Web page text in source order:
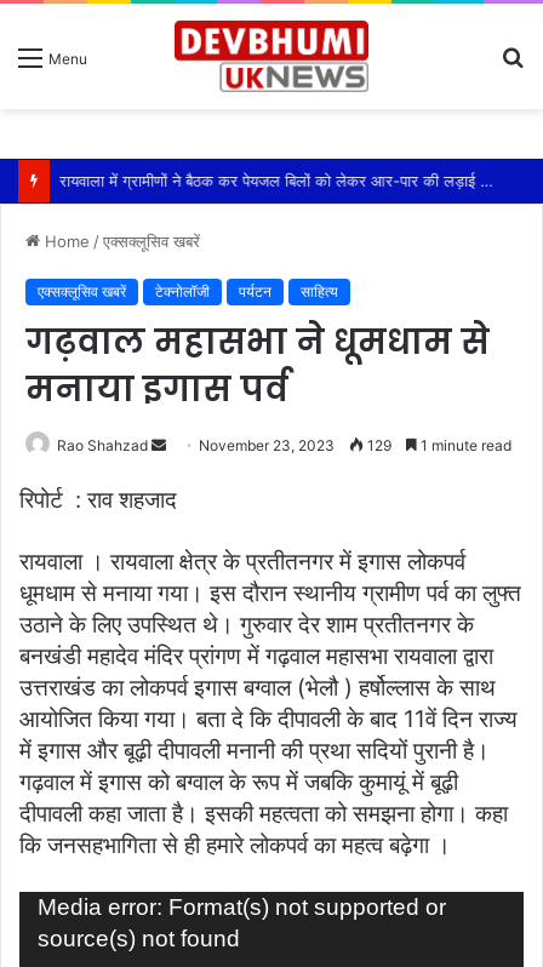
Menu
रायवाला में ग्रामीणों ने बैठक कर पेयजल बिलों को लेकर आर-पार की लड़ाई का किया ऐलान
Home /एक्सक्लूसिव खबरें
एक्सक्लूसिव खबरें टेक्नोलॉजी पर्यटन साहित्य
गढ़वाल महासभा ने धूमधाम से
मनाया इगास पर्व
Rao Shahzad
Send
email
November 23, 2023 129 1 minute read
रिपोर्ट : राव शहजाद
रायवाला । रायवाला क्षेत्र के प्रतीतनगर में इगास लोकपर्व
धूमधाम से मनाया गया। इस दौरान स्थानीय ग्रामीण पर्व का लुफ्त
उठाने के लिए उपस्थित थे। गुरुवार देर शाम प्रतीतनगर के
बनखंडी महादेव मंदिर प्रांगण में गढ़वाल महासभा रायवाला द्वारा
उत्तराखंड का लोकपर्व इगास बग्वाल (भेलौ ) हर्षोल्लास के साथ
आयोजित किया गया। बता दे कि दीपावली के बाद 11वें दिन राज्य
में इगास और बूढ़ी दीपावली मनानी की प्रथा सदियों पुरानी है।
गढ़वाल में इगास को बग्वाल के रूप में जबकि कुमायूं में बूढ़ी
दीपावली कहा जाता है। इसकी महत्वता को समझना होगा। कहा
कि जनसहभागिता से ही हमारे लोकपर्व का महत्व बढ़ेगा ।
Video
Player
Media error: Format(s) not supported or
source(s) not found